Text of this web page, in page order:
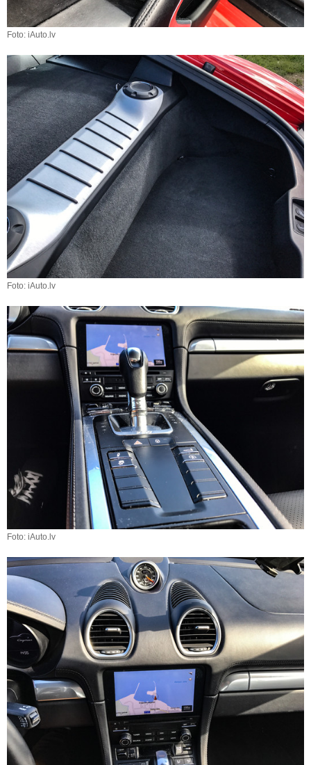
Foto: iAuto.lv
Foto: iAuto.lv
Foto: iAuto.lv